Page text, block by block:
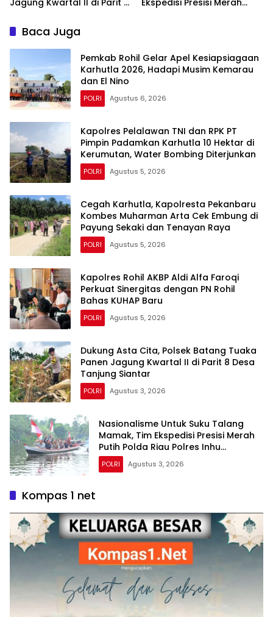
Jagung Kwartal II di Parit 8
Ekspedisi Presisi Merah
Baca Juga
Pemkab Rohil Gelar Apel Kesiapsiagaan
Karhutla 2026, Hadapi Musim Kemarau
dan El Nino
POLRI Agustus 6, 2026
Kapolres Pelalawan TNI dan RPK PT
Pimpin Padamkan Karhutla 10 Hektar di
Kerumutan, Water Bombing Diterjunkan
POLRI Agustus 5, 2026
Cegah Karhutla, Kapolresta Pekanbaru
Kombes Muharman Arta Cek Embung di
Payung Sekaki dan Tenayan Raya
POLRI Agustus 5, 2026
Kapolres Rohil AKBP Aldi Alfa Faroqi
Perkuat Sinergitas dengan PN Rohil
Bahas KUHAP Baru
POLRI Agustus 5, 2026
Dukung Asta Cita, Polsek Batang Tuaka
Panen Jagung Kwartal II di Parit 8 Desa
Tanjung Siantar
POLRI Agustus 3, 2026
Nasionalisme Untuk Suku Talang
Mamak, Tim Ekspedisi Presisi Merah
Putih Polda Riau Polres Inhu
Hantarkan Bendera, Bansos Hingga
Tanam Pohon Bersama
POLRI Agustus 3, 2026
Kompas 1 net